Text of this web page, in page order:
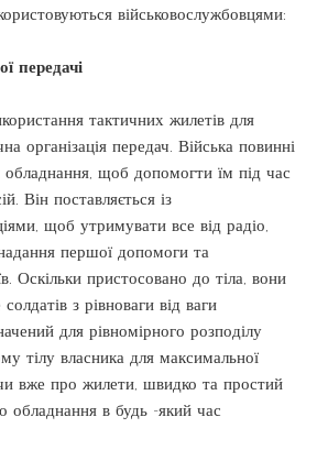
військовослужбовцями:
передачі
тактичних жилетів для
організація передач. Війська повинні
обладнання, щоб допомогти їм під час
Він поставляється із
щоб утримувати все від радіо,
першої допомоги та
Оскільки пристосовано до тіла, вони
з рівноваги від ваги
для рівномірного розподілу
тілу власника для максимальної
вже про жилети, швидко та простий
обладнання в будь -який час